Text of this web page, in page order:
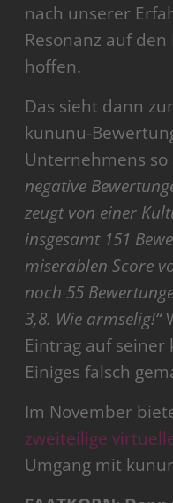
nach unserer
Resonanz auf
hoffen.
Das sieht dann
kununu-
Unternehmens so
negative
zeugt von einer
insgesamt 151
miserablen Score
noch 55
3,8. Wie armselig!“
Eintrag auf
Einiges falsch
Im November
zweiteilige
Umgang mit